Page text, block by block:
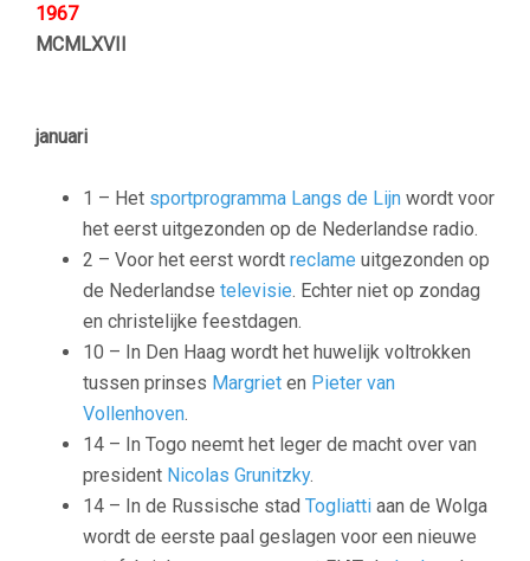
1967
MCMLXVII
januari
1 – Het sportprogramma Langs de Lijn wordt voor
het eerst uitgezonden op de Nederlandse radio.
2 – Voor het eerst wordt reclame uitgezonden op
de Nederlandse televisie. Echter niet op zondag
en christelijke feestdagen.
10 – In Den Haag wordt het huwelijk voltrokken
tussen prinses Margriet en Pieter van
Vollenhoven.
14 – In Togo neemt het leger de macht over van
president Nicolas Grunitzky.
14 – In de Russische stad Togliatti aan de Wolga
wordt de eerste paal geslagen voor een nieuwe